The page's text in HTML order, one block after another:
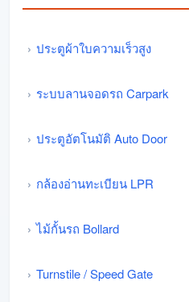
ประตูผ้าใบความเร็วสูง
ระบบลานจอดรถ Carpark
ประตูอัตโนมัติ Auto Door
กล้องอ่านทะเบียน LPR
ไม้กั้นรถ Bollard
Turnstile / Speed Gate